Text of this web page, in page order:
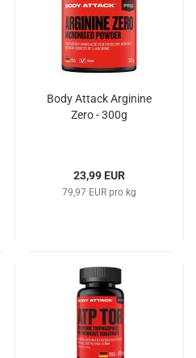
Body Attack Arginine
Zero - 300g
23,99 EUR
79,97 EUR pro kg